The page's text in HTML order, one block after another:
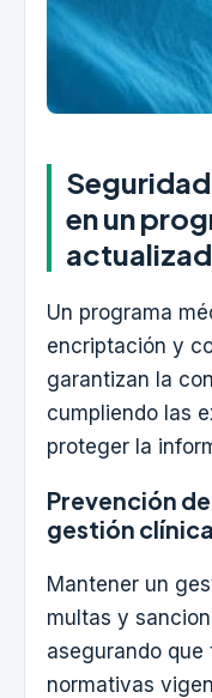
en un
Un programa
encriptación y
garantizan la
cumpliendo las
proteger la
Prevención
gestión
Mantener un
multas y
asegurando
normativas